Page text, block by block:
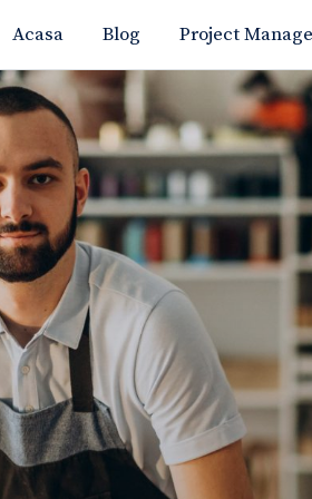
Acasa Blog Project